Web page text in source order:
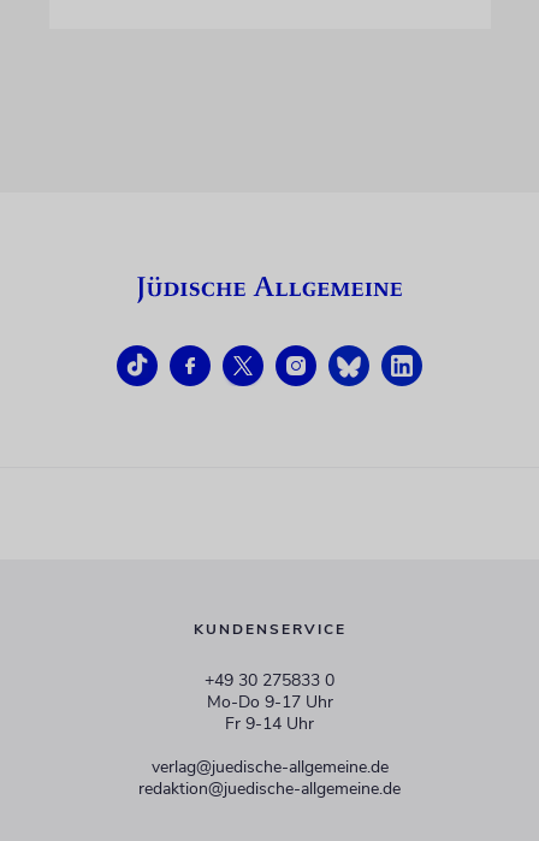
KUNDENSERVICE
+49 30 275833 0
Mo-Do 9-17 Uhr
Fr 9-14 Uhr
verlag@juedische-allgemeine.de
redaktion@juedische-allgemeine.de